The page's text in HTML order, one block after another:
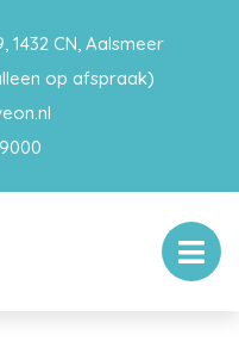
1432 CN, Aalsmeer
op afspraak)